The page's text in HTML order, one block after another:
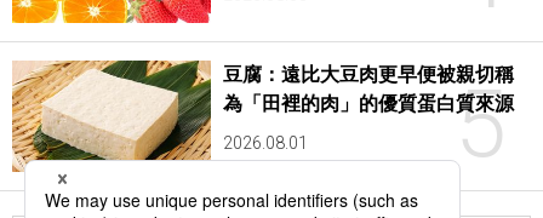
5
豆腐：遠比大豆肉更早便被親切稱
為「田裡的肉」的優質蛋白質來源
2026.08.01